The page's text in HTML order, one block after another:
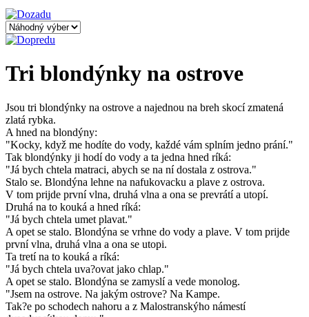
Tri blondýnky na ostrove
Jsou tri blondýnky na ostrove a najednou na breh skocí zmatená
zlatá rybka.
A hned na blondýny:
"Kocky, když me hodíte do vody, každé vám splním jedno prání."
Tak blondýnky ji hodí do vody a ta jedna hned ríká:
"Já bych chtela matraci, abych se na ní dostala z ostrova."
Stalo se. Blondýna lehne na nafukovacku a plave z ostrova.
V tom prijde první vlna, druhá vlna a ona se prevrátí a utopí.
Druhá na to kouká a hned ríká:
"Já bych chtela umet plavat."
A opet se stalo. Blondýna se vrhne do vody a plave. V tom prijde
první vlna, druhá vlna a ona se utopi.
Ta tretí na to kouká a ríká:
"Já bych chtela uva?ovat jako chlap."
A opet se stalo. Blondýna se zamyslí a vede monolog.
"Jsem na ostrove. Na jakým ostrove? Na Kampe.
Tak?e po schodech nahoru a z Malostranskýho námestí